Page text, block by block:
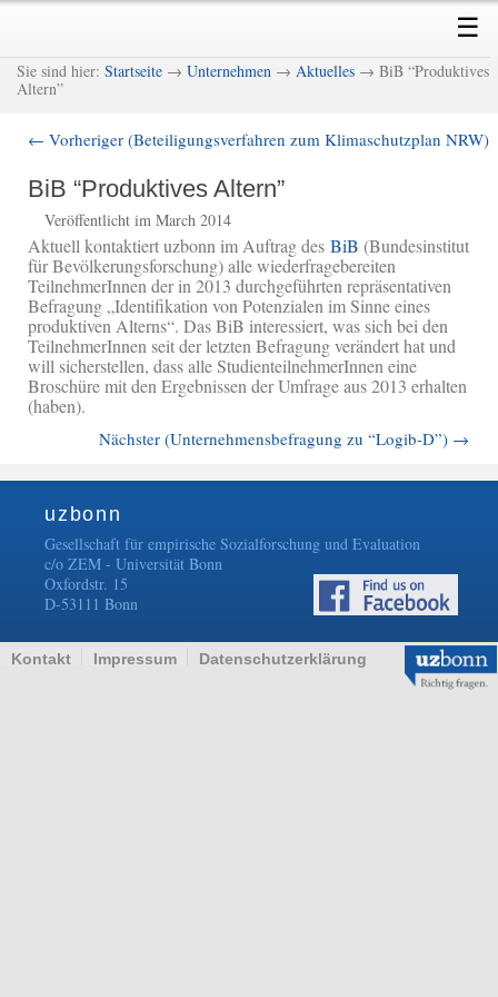
Skip
primary
content
Skip
secondary
content
☰
Sie sind hier: Startseite → Unternehmen → Aktuelles → BiB “Produktives
Altern”
navigation
← Vorheriger (Beteiligungsverfahren zum Klimaschutzplan NRW)
BiB “Produktives Altern”
Veröffentlicht im March 2014
Aktuell kontaktiert uzbonn im Auftrag des BiB (Bundesinstitut
für Bevölkerungsforschung) alle wiederfragebereiten
TeilnehmerInnen der in 2013 durchgeführten repräsentativen
Befragung „Identifikation von Potenzialen im Sinne eines
produktiven Alterns“. Das BiB interessiert, was sich bei den
TeilnehmerInnen seit der letzten Befragung verändert hat und
will sicherstellen, dass alle StudienteilnehmerInnen eine
Broschüre mit den Ergebnissen der Umfrage aus 2013 erhalten
(haben).
Nächster (Unternehmensbefragung zu “Logib-D”) →
uzbonn
Gesellschaft für empirische Sozialforschung und Evaluation
c/o ZEM - Universität Bonn
Oxfordstr. 15
D-53111 Bonn
Kontakt Impressum Datenschutzerklärung